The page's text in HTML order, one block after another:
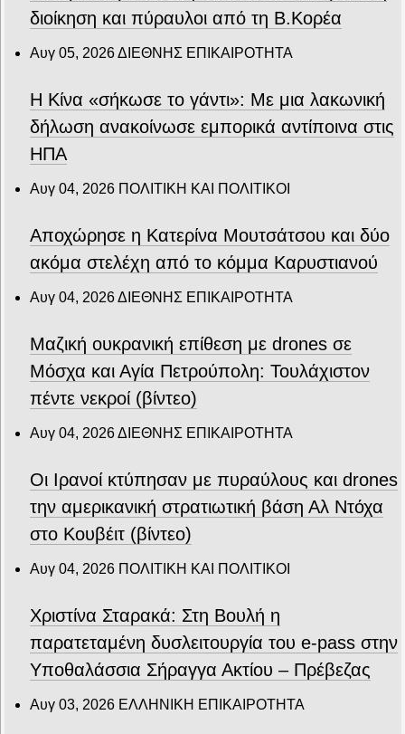
διοίκηση και πύραυλοι από τη Β.Κορέα
Αυγ 05, 2026ΔΙΕΘΝΗΣ ΕΠΙΚΑΙΡΟΤΗΤΑ
Η Κίνα «σήκωσε το γάντι»: Με μια λακωνική
δήλωση ανακοίνωσε εμπορικά αντίποινα στις
ΗΠΑ
Αυγ 04, 2026 ΠΟΛΙΤΙΚΗ ΚΑΙ ΠΟΛΙΤΙΚΟΙ
Αποχώρησε η Κατερίνα Μουτσάτσου και δύο
ακόμα στελέχη από το κόμμα Καρυστιανού
Αυγ 04, 2026ΔΙΕΘΝΗΣ ΕΠΙΚΑΙΡΟΤΗΤΑ
Μαζική ουκρανική επίθεση με drones σε
Μόσχα και Αγία Πετρούπολη: Τουλάχιστον
πέντε νεκροί (βίντεο)
Αυγ 04, 2026ΔΙΕΘΝΗΣ ΕΠΙΚΑΙΡΟΤΗΤΑ
Οι Ιρανοί κτύπησαν με πυραύλους και drones
την αμερικανική στρατιωτική βάση Αλ Ντόχα
στο Κουβέιτ (βίντεο)
Αυγ 04, 2026 ΠΟΛΙΤΙΚΗ ΚΑΙ ΠΟΛΙΤΙΚΟΙ
Χριστίνα Σταρακά: Στη Βουλή η
παρατεταμένη δυσλειτουργία του e-pass στην
Υποθαλάσσια Σήραγγα Ακτίου – Πρέβεζας
Αυγ 03, 2026 ΕΛΛΗΝΙΚΗ ΕΠΙΚΑΙΡΟΤΗΤΑ